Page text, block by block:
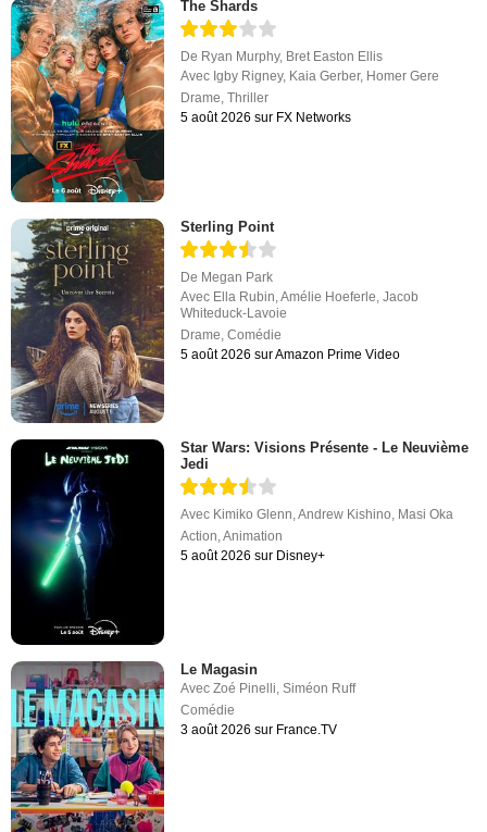
The Shards
De Ryan Murphy, Bret Easton Ellis
Avec Igby Rigney, Kaia Gerber, Homer Gere
Drame,Thriller
5 août 2026 sur FX Networks
Sterling Point
De Megan Park
Avec Ella Rubin,Amélie Hoeferle,Jacob
Whiteduck-Lavoie
Drame,Comédie
5 août 2026 sur Amazon Prime Video
Star Wars: Visions Présente - Le Neuvième
Jedi
Avec Kimiko Glenn,Andrew Kishino, Masi Oka
Action,Animation
5 août 2026 sur Disney+
Le Magasin
AvecZoé Pinelli ,Siméon Ruff
Comédie
3 août 2026 sur France.TV